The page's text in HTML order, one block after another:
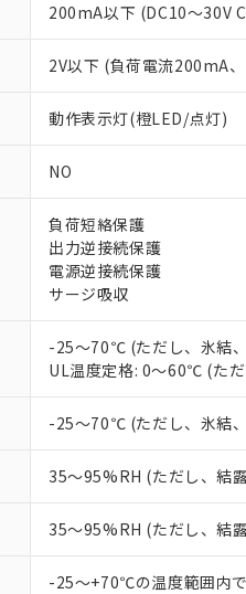
200mA以下 (DC10～30V
2V以下 (負荷電流200mA
動作表示灯(橙LED/点灯)
NO
負荷短絡保護
出力逆接続保護
電源逆接続保護
サージ吸収
-25～70℃ (ただし、氷結
UL温度定格: 0～60℃ (た
-25～70℃ (ただし、氷結
35～95%RH (ただし、結
35～95%RH (ただし、結
-25～+70℃の温度範囲内
ご利用
在庫状
のであ
い。
当社販
オムロン
す。
マイパ
ている必
お客様
が、当
※1 対応状
対応済み
対応予定：
対応予定なし
調査・確認
があります。
*EU RoHS指令（10
鉛(Pb) 1000ppm
六価クロム
ル（DBP）
フタル酸エステル
※2 対応予
※3 非含有
「○」：最大
「×」：最大
「－」：未確
Cr(Ⅵ)(六価クロム)
DBP(フタル酸ジ
DEHP(フタル酸
※2 環境保
「ｅ」：有害
味します。
「－」：未確
当社は
ます。
当社は
置等に
当社は
また当
記
○ 一定
△ 一
－
在
機
空
受